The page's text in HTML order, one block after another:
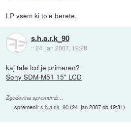
LP vsem ki tole berete.
s.h.a.r.k_90
::24. jan 2007, 19:28
kaj tale lcd je primeren?
Sony SDM-M51 15" LCD
Zgodovina sprememb…
spremenil:s.h.a.r.k_90(24. jan 2007 ob 19:31)